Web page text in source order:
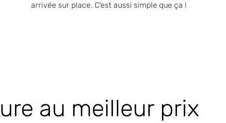
arrivée sur place. C'est aussi simple que ça !
au meilleur prix